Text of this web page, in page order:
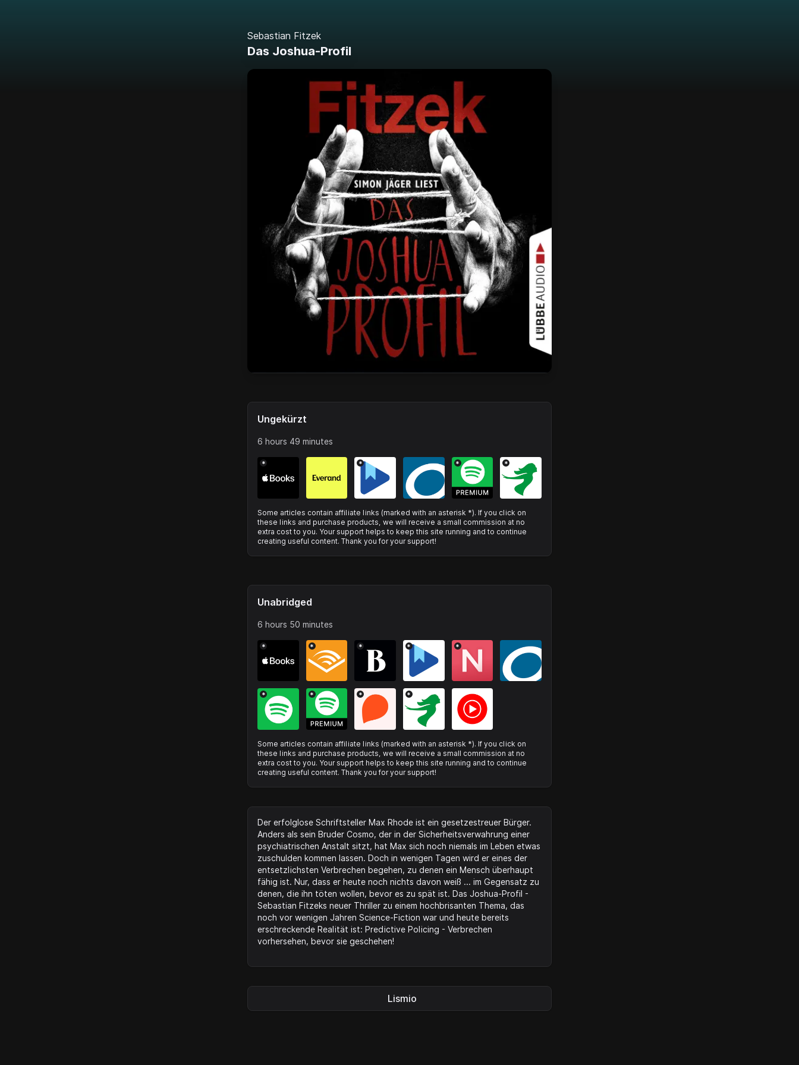
Sebastian Fitzek
Das Joshua-Profil
Ungekürzt
6 hours 49 minutes
* * * *
Some articles contain affiliate links (marked with an asterisk *). If you click on
these links and purchase products, we will receive a small commission at no
extra cost to you. Your support helps to keep this site running and to continue
creating useful content. Thank you for your support!
Unabridged
6 hours 50 minutes
* * * * *
* * * *
Some articles contain affiliate links (marked with an asterisk *). If you click on
these links and purchase products, we will receive a small commission at no
extra cost to you. Your support helps to keep this site running and to continue
creating useful content. Thank you for your support!
Der erfolglose Schriftsteller Max Rhode ist ein gesetzestreuer Bürger.
Anders als sein Bruder Cosmo, der in der Sicherheitsverwahrung einer
psychiatrischen Anstalt sitzt, hat Max sich noch niemals im Leben etwas
zuschulden kommen lassen. Doch in wenigen Tagen wird er eines der
entsetzlichsten Verbrechen begehen, zu denen ein Mensch überhaupt
fähig ist. Nur, dass er heute noch nichts davon weiß ... im Gegensatz zu
denen, die ihn töten wollen, bevor es zu spät ist. Das Joshua-Profil -
Sebastian Fitzeks neuer Thriller zu einem hochbrisanten Thema, das
noch vor wenigen Jahren Science-Fiction war und heute bereits
erschreckende Realität ist: Predictive Policing - Verbrechen
vorhersehen, bevor sie geschehen!
Lismio